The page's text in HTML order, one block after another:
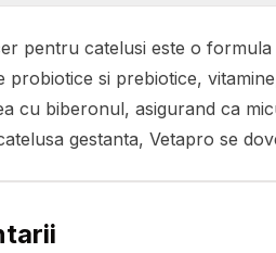
pentru catelusi este o
si prebiotice,
cu biberonul, asigurand ca
gestanta, Vetapro se